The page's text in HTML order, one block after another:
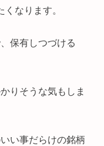
なります。
保有しつづける
りそうな気もしま
い事だらけの銘柄